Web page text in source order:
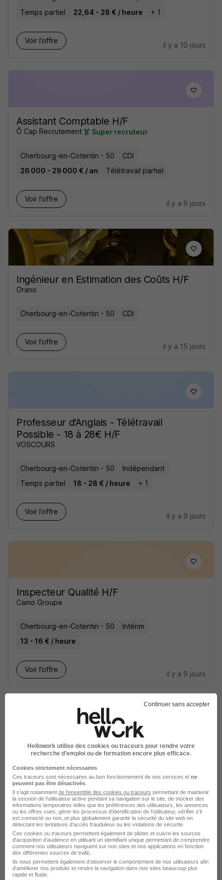
Temps partiel
22,64 - 28 € / heure + 1
Voir l’offre
il y a 10 jours
Assistant Comptable H/F
Ô Cap Recrutement Super recruteur
Cherbourg-en-Cotentin - 50
CDI
26 000 - 29 000 € / an
Télétravail partiel
Voir l’offre
il y a 9 jours
Ingénieur en Estimation des Coûts H/F
Orano
Cherbourg-en-Cotentin - 50 CDI
Voir l’offre
il y a 15 jours
Professeur d'Anglais - Télétravail
Possible - 18 à 28€ H/F
VOSCOURS
Cherbourg-en-Cotentin - 50
Indépendant
Temps partiel
18 - 28 € / heure + 1
Voir l’offre
il y a 9 jours
Inspecteur Qualité H/F
Camo Groupe
Cherbourg-en-Cotentin - 50
Intérim
13 - 16 € / heure
Voir l’offre
il y a 9 jours
Technicien·ne de Maintenance
Mécanique H/F
Randstad Consulting
Cherbourg-en-Cotentin - 50 CDI 38 000 € / an
Voir l’offre
il y a 22 jours
Continuer sans accepter
Hellowork utilise des cookies ou traceurs pour rendre votre
recherche d’emploi ou de formation encore plus efficace.
Cookies strictement nécessaires
Ces traceurs sont nécessaires au bon fonctionnement de nos services et ne
peuvent pas être désactivés
Il s'agit notamment de l'ensemble des cookies ou traceurs permettant de maintenir
la session de l'utilisateur active pendant sa navigation sur le site, de stocker des
informations temporaires telles que les préférences des utilisateurs, les annonces
ou les offres vues, gérer les processus d'identification de l'utilisateur, vérifier s'il
est connecté ou non, et plus globalement garantir la sécurité du site web en
détectant les tentatives d'accès frauduleux ou les violations de sécurité.
Ces cookies ou traceurs permettent également de piloter et suivre les sources
d'acquisition d'audience en utilisant un identifiant unique permettant de comprendre
comment nos utilisateurs naviguent sur nos sites et nos applications en fonction
des différentes sources de trafic.
Ils nous permettent également d’observer le comportement de nos utilisateurs afin
d'améliorer nos produits et rendre la navigation dans nos sites beaucoup plus
rapide et fluide.